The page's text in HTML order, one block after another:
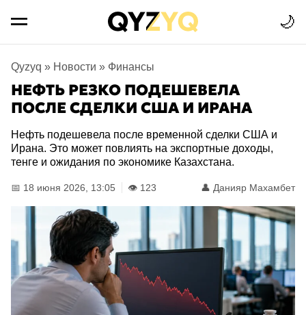
🌙
Qyzyq » Новости » Финансы
НЕФТЬ РЕЗКО ПОДЕШЕВЕЛА
ПОСЛЕ СДЕЛКИ США И ИРАНА
Нефть подешевела после временной сделки США и
Ирана. Это может повлиять на экспортные доходы,
тенге и ожидания по экономике Казахстана.
📅 18 июня 2026, 13:05 👁️ 123 👤 Данияр Махамбет